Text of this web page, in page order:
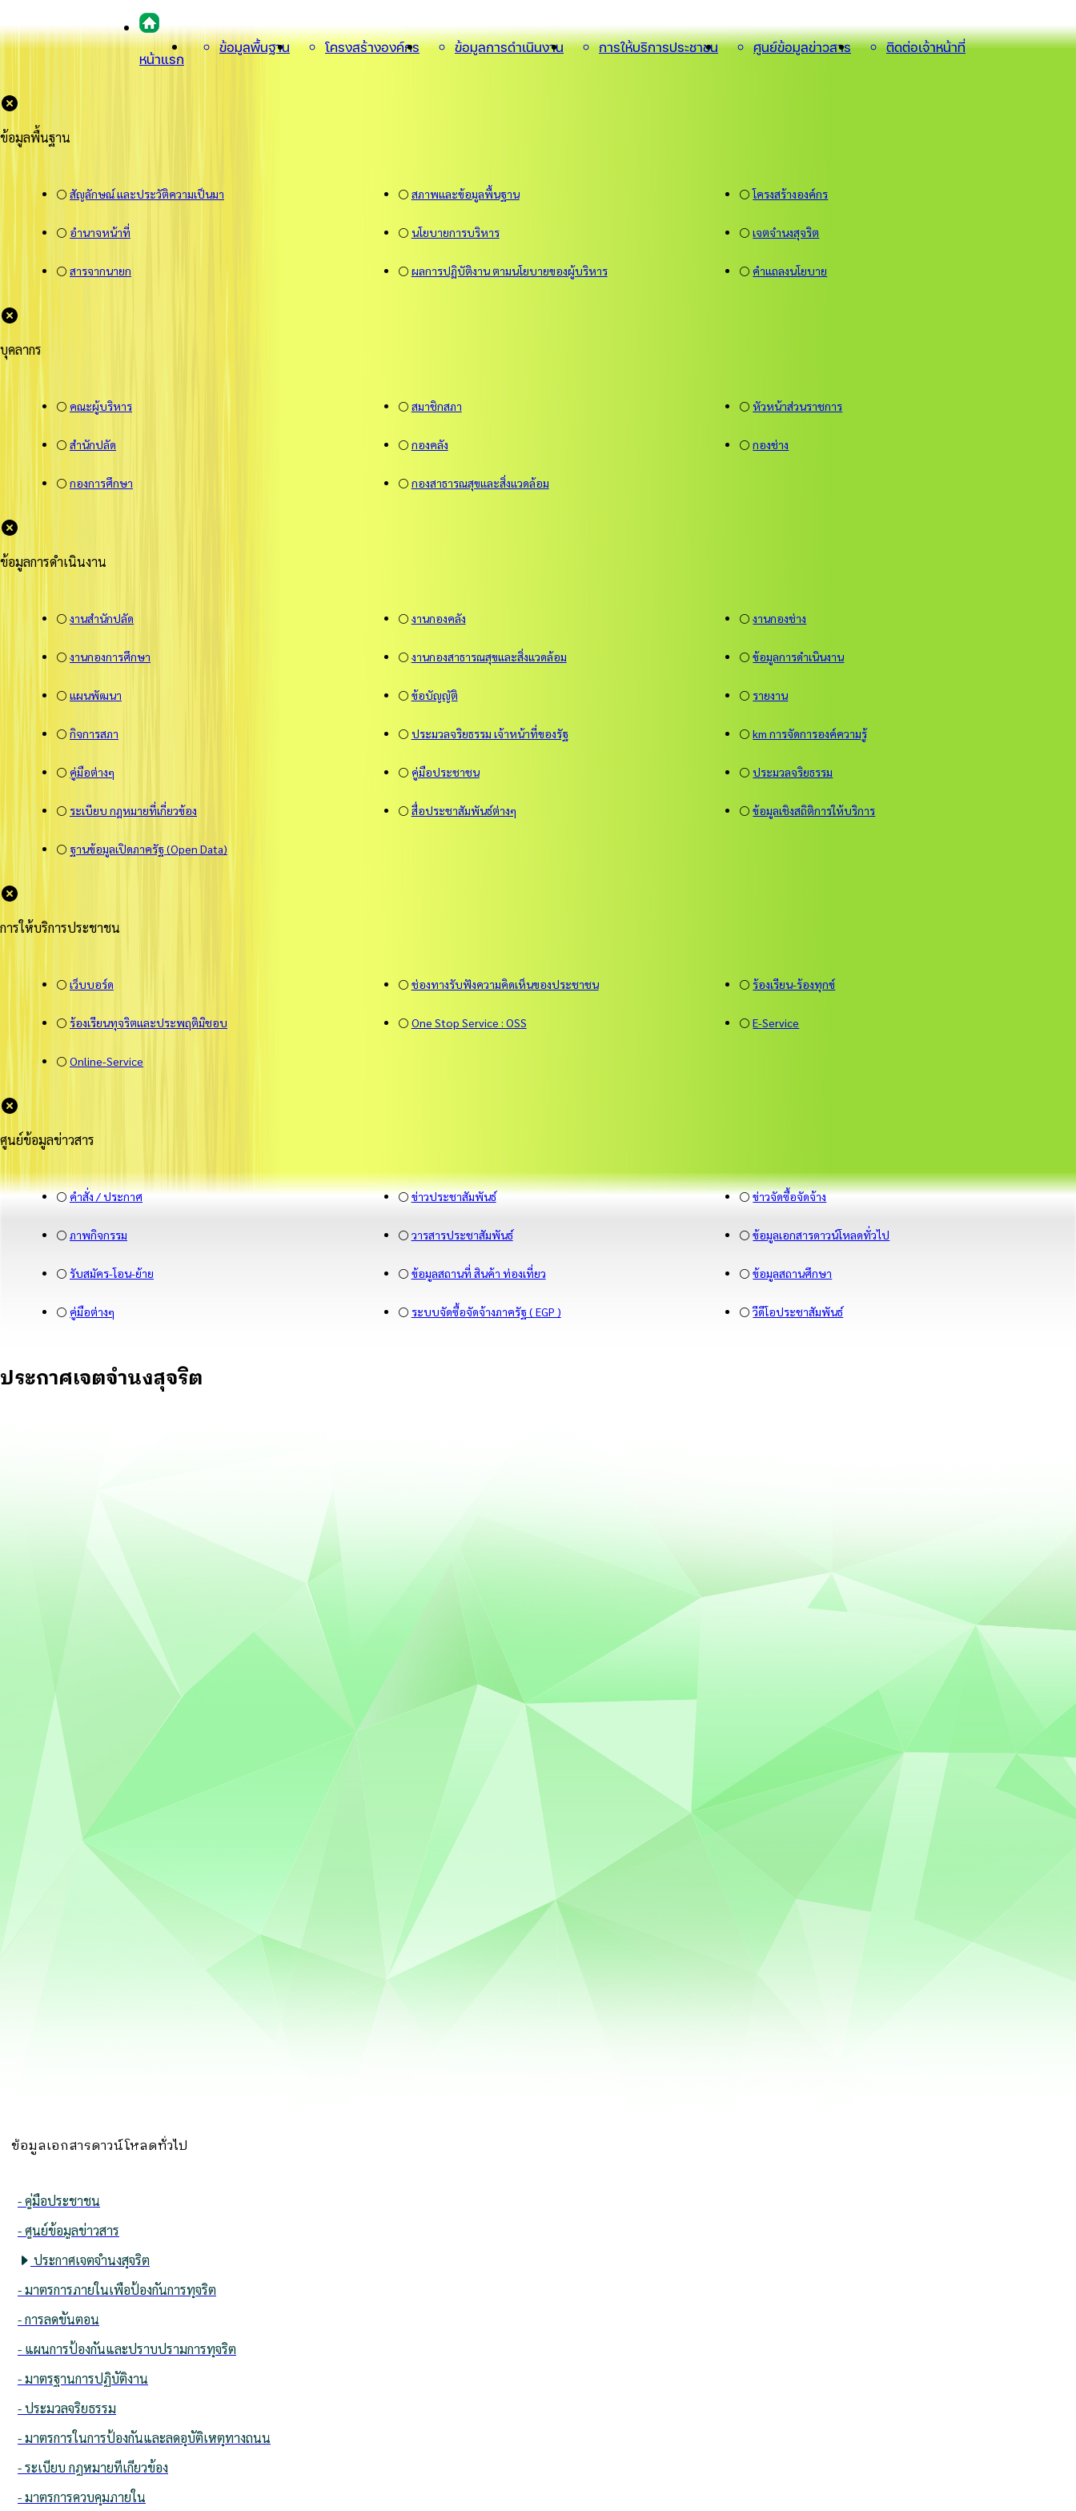
หน้าแรก
ข้อมูลพื้นฐาน โครงสร้างองค์กร ข้อมูลการดำเนินงาน การให้บริการประชาชน ศูนย์ข้อมูลข่าวสาร ติดต่อเจ้าหน้าที่
ข้อมูลพื้นฐาน
⚪ สัญลักษณ์ และประวัติความเป็นมา ⚪ สภาพและข้อมูลพื้นฐาน ⚪โครงสร้างองค์กร
⚪ อำนาจหน้าที่ ⚪ นโยบายการบริหาร ⚪เจตจำนงสุจริต
⚪ สารจากนายก ⚪ ผลการปฏิบัติงาน ตามนโยบายของผู้บริหาร ⚪ คำแถลงนโยบาย
บุคลากร
⚪ คณะผู้บริหาร ⚪ สมาชิกสภา ⚪หัวหน้าส่วนราชการ
⚪ สำนักปลัด ⚪ กองคลัง ⚪กองช่าง
⚪ กองการศึกษา ⚪ กองสาธารณสุขและสิ่งแวดล้อม
ข้อมูลการดำเนินงาน
⚪ งานสำนักปลัด ⚪ งานกองคลัง ⚪งานกองช่าง
⚪ งานกองการศึกษา ⚪ งานกองสาธารณสุขและสิ่งแวดล้อม ⚪ข้อมูลการดำเนินงาน
⚪ แผนพัฒนา ⚪ ข้อบัญญัติ ⚪ รายงาน
⚪ กิจการสภา ⚪ ประมวลจริยธรรม เจ้าหน้าที่ของรัฐ ⚪km การจัดการองค์ความรู้
⚪ คู่มือต่างๆ ⚪ คู่มือประชาชน ⚪ประมวลจริยธรรม
⚪ ระเบียบ กฎหมายที่เกี่ยวข้อง ⚪ สื่อประชาสัมพันธ์ต่างๆ ⚪ข้อมูลเชิงสถิติการให้บริการ
⚪ ฐานข้อมูลเปิดภาครัฐ (Open Data)
การให้บริการประชาชน
⚪ เว็บบอร์ด ⚪ ช่องทางรับฟังความคิดเห็นของประชาชน ⚪ ร้องเรียน-ร้องทุกข์
⚪ ร้องเรียนทุจริตและประพฤติมิชอบ ⚪ One Stop Service : OSS ⚪E-Service
⚪ Online-Service
ศูนย์ข้อมูลข่าวสาร
⚪คำสั่ง / ประกาศ ⚪ข่าวประชาสัมพันธ์ ⚪ข่าวจัดซื้อจัดจ้าง
⚪ ภาพกิจกรรม ⚪ วารสารประชาสัมพันธ์ ⚪ข้อมูลเอกสารดาวน์โหลดทั่วไป
⚪ รับสมัคร-โอน-ย้าย ⚪ ข้อมูลสถานที่ สินค้า ท่องเที่ยว ⚪ข้อมูลสถานศึกษา
⚪ คู่มือต่างๆ ⚪ ระบบจัดซื้อจัดจ้างภาครัฐ ( EGP ) ⚪วีดีโอประชาสัมพันธ์
ประกาศเจตจำนงสุจริต
ข้อมูลเอกสารดาวน์โหลดทั่วไป
- คู่มือประชาชน
- ศูนย์ข้อมูลข่าวสาร
ประกาศเจตจำนงสุจริต
- มาตรการภายในเพื่อป้องกันการทุจริต
- การลดขั้นตอน
- แผนการป้องกันและปราบปรามการทุจริต
- มาตรฐานการปฏิบัติงาน
- ประมวลจริยธรรม
- มาตรการในการป้องกันและลดอุบัติเหตุทางถนน
- ระเบียบ กฎหมายที่เกี่ยวข้อง
- มาตรการควบคุมภายใน